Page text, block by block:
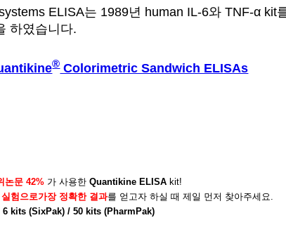
ELISA는 1989년 human IL-6와 TNF-α kit
하였습니다.
®Colorimetric Sandwich ELISAs
논문 42% 가 사용한Quantikine ELISA kit!
험으로가장 정확한 결과를 얻고자 하실 때 제일 먼저 찾아주세요.
6 kits (SixPak) / 50 kits (PharmPak)